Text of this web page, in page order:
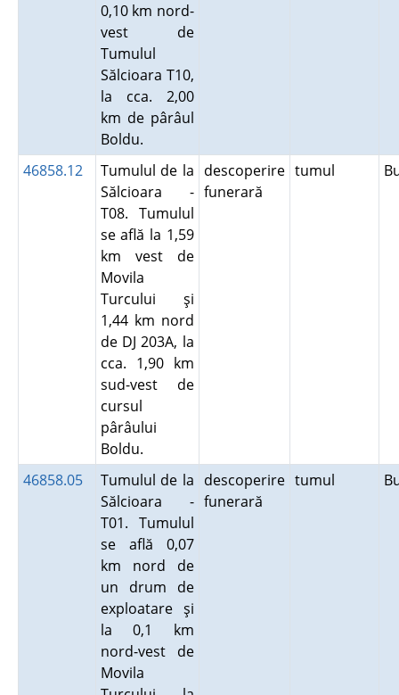
0,10 km nord-
vest de
Tumulul
Sălcioara T10,
la cca. 2,00
km de pârâul
Boldu.
46858.12
Tumulul de la
Sălcioara -
T08. Tumulul
se află la 1,59
km vest de
Movila
Turcului şi
1,44 km nord
de DJ 203A, la
cca. 1,90 km
sud-vest de
cursul
pârâului
Boldu.
descoperire
funerară
tumul
46858.05
Tumulul de la
Sălcioara -
T01. Tumulul
se află 0,07
km nord de
un drum de
exploatare şi
la 0,1 km
nord-vest de
Movila
descoperire
funerară
tumul